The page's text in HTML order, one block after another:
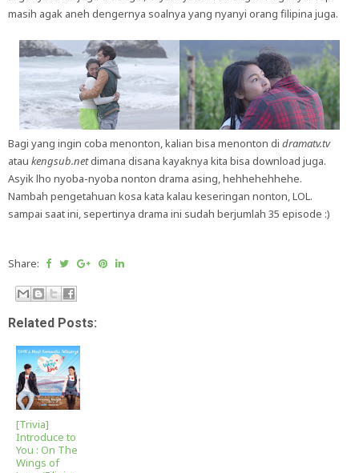
masih agak aneh dengernya soalnya yang nyanyi orang filipina juga.
Bagi yang ingin coba menonton, kalian bisa menonton di dramatv.tv
atau kengsub.netdimana disana kayaknya kita bisa download juga.
Asyik lho nyoba-nyoba nonton drama asing, hehhehehhehe.
Nambah pengetahuan kosa kata kalau keseringan nonton, LOL.
sampai saat ini, sepertinya drama ini sudah berjumlah 35 episode :)
Share:
Related Posts:
[Trivia]
Introduce to
You : On The
Wings of